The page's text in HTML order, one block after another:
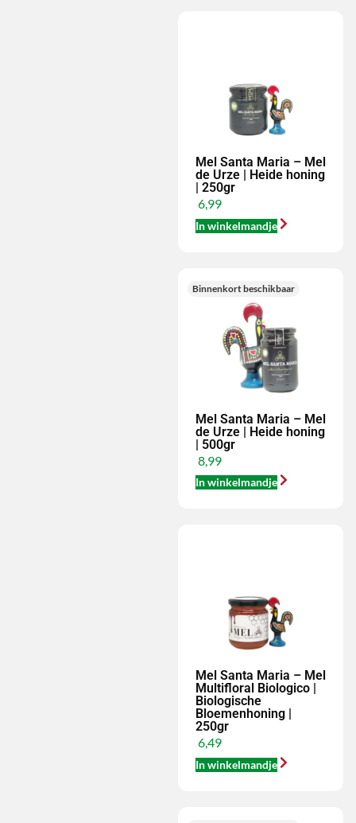
Mel Santa Maria – Mel
de Urze | Heide honing
| 250gr
6,99
In winkelmandje
Binnenkort beschikbaar
Mel Santa Maria – Mel
de Urze | Heide honing
| 500gr
8,99
In winkelmandje
Mel Santa Maria – Mel
Multifloral Biologico |
Biologische
Bloemenhoning |
250gr
6,49
In winkelmandje